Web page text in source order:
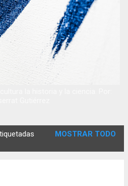
MOSTRAR TODO